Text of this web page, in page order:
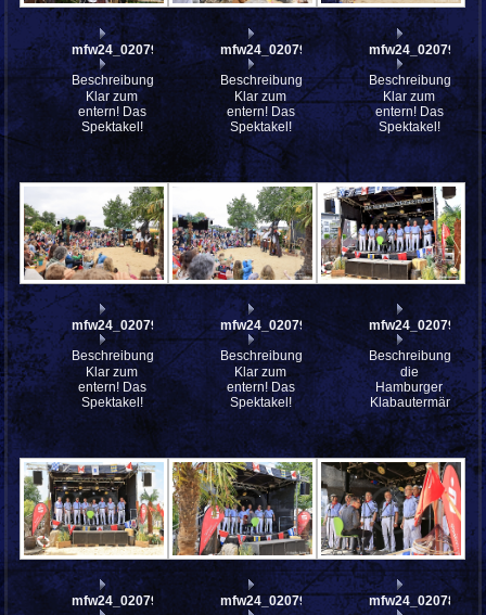
mfw24_0207934
Beschreibung:
Klar zum
entern! Das
Spektakel!
mfw24_0207933
Beschreibung:
Klar zum
entern! Das
Spektakel!
mfw24_0207929
Beschreibung:
Klar zum
entern! Das
Spektakel!
mfw24_0207925
Beschreibung:
Klar zum
entern! Das
Spektakel!
mfw24_0207923
Beschreibung:
Klar zum
entern! Das
Spektakel!
Beschreibung:
die
Hamburger
Klabautermänner
mfw24_0207905
mfw24_0207902
mfw24_0207886